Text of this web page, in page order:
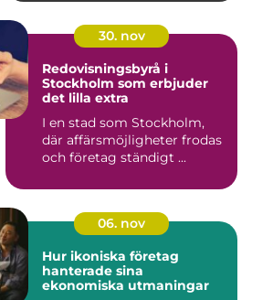
30. nov
Redovisningsbyrå i
Stockholm som erbjuder
det lilla extra
I en stad som Stockholm,
där affärsmöjligheter frodas
och företag ständigt ...
06. nov
Hur ikoniska företag
hanterade sina
ekonomiska utmaningar